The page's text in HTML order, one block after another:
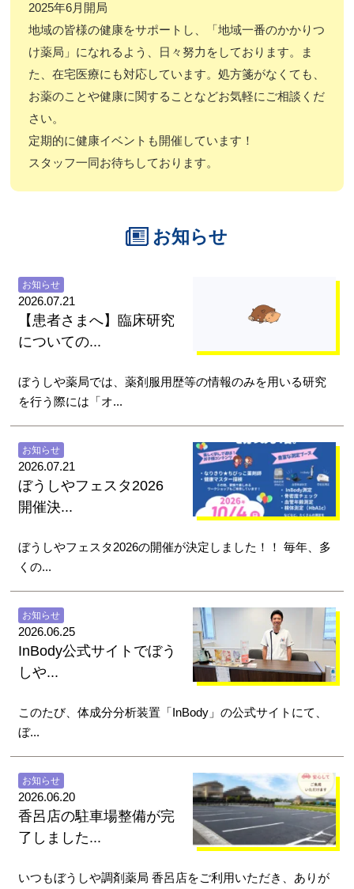
2025年6月開局
地域の皆様の健康をサポートし、「地域一番のかかりつ
け薬局」になれるよう、日々努力をしております。ま
た、在宅医療にも対応しています。処方箋がなくても、
お薬のことや健康に関することなどお気軽にご相談くだ
さい。
定期的に健康イベントも開催しています！
スタッフ一同お待ちしております。
お知らせ
2026.07.21
お知らせ
【患者さまへ】臨床研究
についての...
ぼうしや薬局では、薬剤服用歴等の情報のみを用いる研究
を行う際には「オ...
2026.07.21
お知らせ
ぼうしやフェスタ2026
開催決...
ぼうしやフェスタ2026の開催が決定しました！！ 毎年、多
くの...
2026.06.25
お知らせ
InBody公式サイトでぼう
しや...
このたび、体成分分析装置「InBody」の公式サイトにて、
ぼ...
2026.06.20
お知らせ
香呂店の駐車場整備が完
了しました...
いつもぼうしや調剤薬局 香呂店をご利用いただき、ありが